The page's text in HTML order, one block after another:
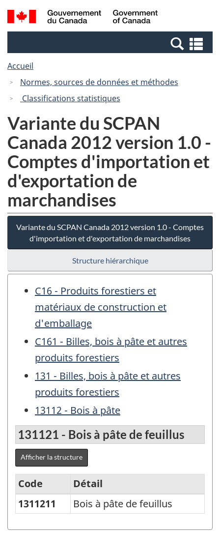
Passer
au
Passer
à
Canada
Recherche
et
et
Accueil
Normes, sources de données et méthodes
Classifications statistiques
Variante du SCPAN
Canada 2012 version 1.0 -
Comptes d'importation et
d'exportation de
marchandises
Variante du SCPAN Canada 2012 version 1.0 - Comptes
d'importation et d'exportation de marchandises
Structure hiérarchique
C16 - Produits forestiers et
matériaux de construction et
d'emballage
C161 - Billes, bois à pâte et autres
produits forestiers
131 - Billes, bois à pâte et autres
produits forestiers
13112 - Bois à pâte
131121 - Bois à pâte de feuillus
Afficher la structure
Variante
Code
Détail
1311211
Bois à pâte de feuillus